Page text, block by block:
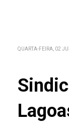
QUARTA-FEIRA, 02